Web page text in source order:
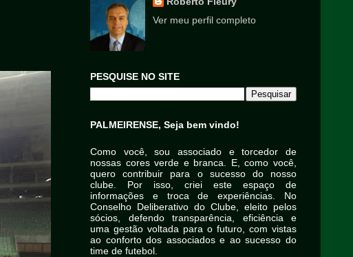
Ver meu perfil completo
PESQUISE NO SITE
PALMEIRENSE, Seja bem vindo!
Como você, sou associado e torcedor de
nossas cores verde e branca. E, como você,
quero contribuir para o sucesso do nosso
clube. Por isso, criei este espaço de
informações e troca de experiências. No
Conselho Deliberativo do Clube, eleito pelos
sócios, defendo transparência, eficiência e
uma gestão voltada para o futuro, com vistas
ao conforto dos associados e ao sucesso do
time de futebol.